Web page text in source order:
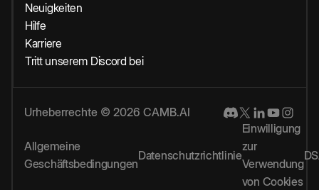
Neuigkeiten
Hilfe
Karriere
Tritt unserem Discord bei
Urheberrechte © 2026 CAMB.AI
Allgemeine
Geschäftsbedingungen
Datenschutzrichtlinie
Einwilligung
zur
Verwendung
von Cookies